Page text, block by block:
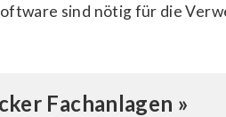
sind nötig für die
Fachanlagen »